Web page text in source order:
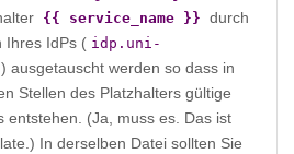
{{ service_name }} durch
Ihres IdPs ( idp.uni-
) ausgetauscht werden so dass in
Stellen des Platzhalters gültige
entstehen. (Ja, muss es. Das ist
In derselben Datei sollten Sie